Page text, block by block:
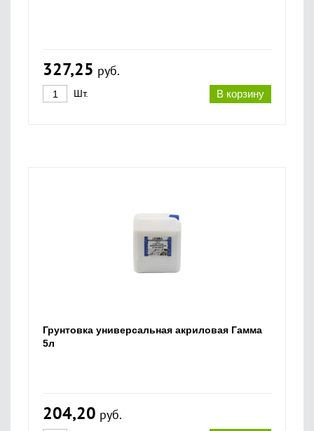
327,25 руб.
В корзину
Шт.
Грунтовка универсальная акриловая Гамма
5л
204,20 руб.